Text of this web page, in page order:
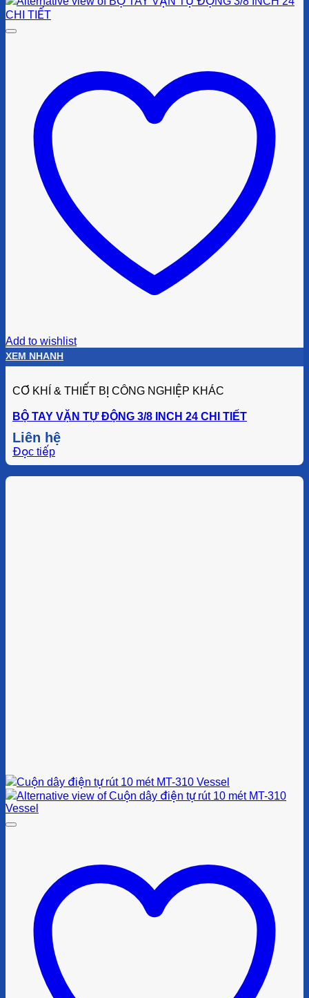
Add to wishlist
XEM NHANH
CƠ KHÍ & THIẾT BỊ CÔNG NGHIỆP KHÁC
BỘ TAY VẶN TỰ ĐỘNG 3/8 INCH 24 CHI TIẾT
Liên hệ
Đọc tiếp